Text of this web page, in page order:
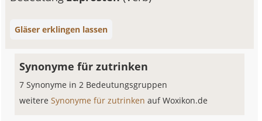
Gläser erklingen lassen
Synonyme für zutrinken
7 Synonyme in 2 Bedeutungsgruppen
weitereSynonyme für zutrinkenauf Woxikon.de